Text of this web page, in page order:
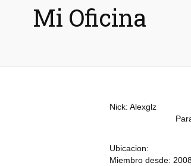
Mi Oficina
Nick: Alexglz
Ubicacion:
Miembro desde: